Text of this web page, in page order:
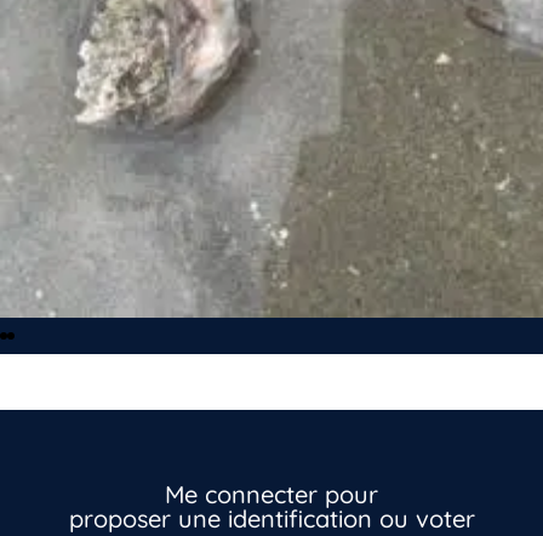
Me connecter pour
proposer une identification ou voter